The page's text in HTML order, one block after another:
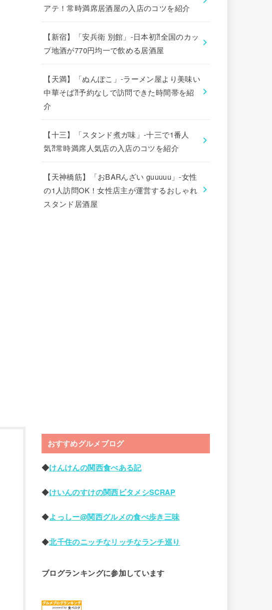
アテ！常時満席居酒屋の入店のコツを紹介
【新宿】「安兵衛 別館」-日本初⁈全国のカッ
プ地酒が770円均一で飲める居酒屋
【天満】「ぬんぽこ」-ラーメン屋より美味い
中華そば⁈予約なしで訪問できた時間帯を紹
介
【十三】「スタンド煮ガ味」-十三で1番人
気⁈常時満席人気店の入店のコツを紹介
【天神橋筋】「おBARんざい guuuuu」-女性
の1人訪問OK！女性店主が運営するおしゃれ
スタンド居酒屋
おすすめグルメブログ
◆けんけんの関西食べある記
◆けいんのすけの関西ビタメシSCRAP
◆よっしー@関西グルメの食べ歩き三味
◆北千住のニッチなリッチなランチ巡り
ブログランキングに参加しています